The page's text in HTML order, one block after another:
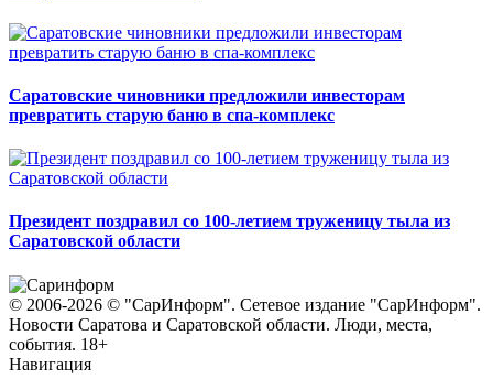
Саратовские чиновники предложили инвесторам
превратить старую баню в спа-комплекс
Президент поздравил со 100-летием труженицу тыла из
Саратовской области
© 2006-2026 © "СарИнформ". Сетевое издание "СарИнформ".
Новости Саратова и Саратовской области. Люди, места,
события. 18+
Навигация